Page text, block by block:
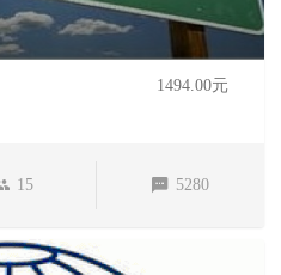
1494.00元
15 5280